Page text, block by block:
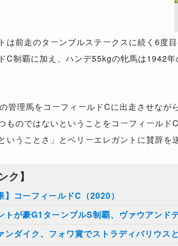
は前走のターンブルステークスに続く6度
C制覇に加え、ハンデ55kgの牝馬は1942
管理馬をコーフィールドCに出走させな
ものではないということをコーフィール
いうことさ」とベリーエレガントに賛辞を
ク】
】コーフィールドC（2020）
トが豪G1ターンブルS制覇、ヴァウアンド
ンダイク、フォワ賞でストラディバリウス